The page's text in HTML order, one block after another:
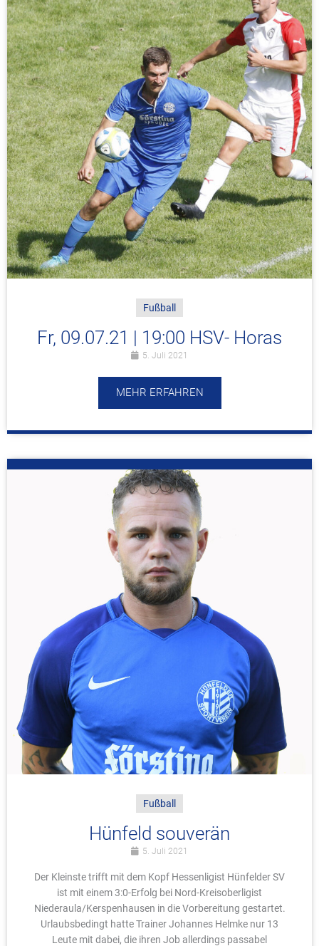
Fußball
Fr, 09.07.21 | 19:00 HSV- Horas
5. Juli 2021
MEHR ERFAHREN
Fußball
Hünfeld souverän
5. Juli 2021
Der Kleinste trifft mit dem Kopf Hessenligist Hünfelder SV
ist mit einem 3:0-Erfolg bei Nord-Kreisoberligist
Niederaula/Kerspenhausen in die Vorbereitung gestartet.
Urlaubsbedingt hatte Trainer Johannes Helmke nur 13
Leute mit dabei, die ihren Job allerdings passabel